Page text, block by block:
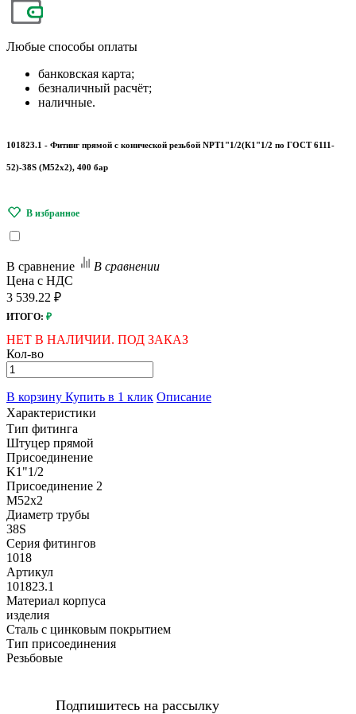
Любые способы оплаты
банковская карта;
безналичный расчёт;
наличные.
101823.1 - Фитинг прямой с конической резьбой NPT1"1/2(К1"1/2 по ГОСТ 6111-
52)-38S (М52х2), 400 бар
В сравнение
В сравнении
Цена с НДС
3 539.22 ₽
ИТОГО: ₽
НЕТ В НАЛИЧИИ. ПОД ЗАКАЗ
Кол-во
В корзину Купить в 1 клик Описание
Характеристики
Тип фитинга
Штуцер прямой
Присоединение
K1"1/2
Присоединение 2
M52x2
Диаметр трубы
38S
Серия фитингов
1018
Артикул
101823.1
Материал корпуса
изделия
Сталь с цинковым покрытием
Тип присоединения
Резьбовые
Подпишитесь на рассылку